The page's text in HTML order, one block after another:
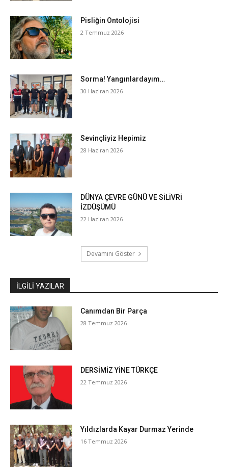
Pisliğin Ontolojisi
2 Temmuz 2026
Sorma! Yangınlardayım…
30 Haziran 2026
Sevinçliyiz Hepimiz
28 Haziran 2026
DÜNYA ÇEVRE GÜNÜ VE SİLİVRİ
İZDÜŞÜMÜ
22 Haziran 2026
Devamını Göster
İLGILI YAZILAR
Canımdan Bir Parça
28 Temmuz 2026
DERSİMİZ YİNE TÜRKÇE
22 Temmuz 2026
Yıldızlarda Kayar Durmaz Yerinde
16 Temmuz 2026